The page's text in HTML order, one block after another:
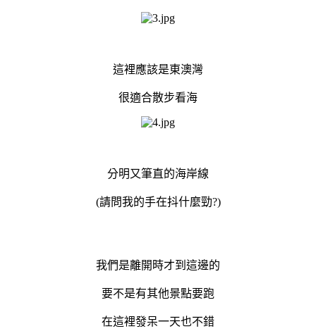
這裡應該是東澳灣
很適合散步看海
分明又筆直的海岸線
(請問我的手在抖什麼勁?)
我們是離開時才到這邊的
要不是有其他景點要跑
在這裡發呆一天也不錯